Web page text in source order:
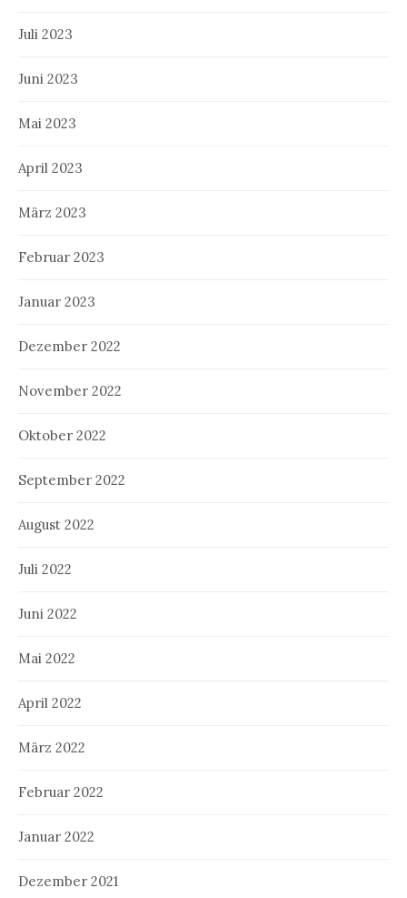
Juli 2023
Juni 2023
Mai 2023
April 2023
März 2023
Februar 2023
Januar 2023
Dezember 2022
November 2022
Oktober 2022
September 2022
August 2022
Juli 2022
Juni 2022
Mai 2022
April 2022
März 2022
Februar 2022
Januar 2022
Dezember 2021